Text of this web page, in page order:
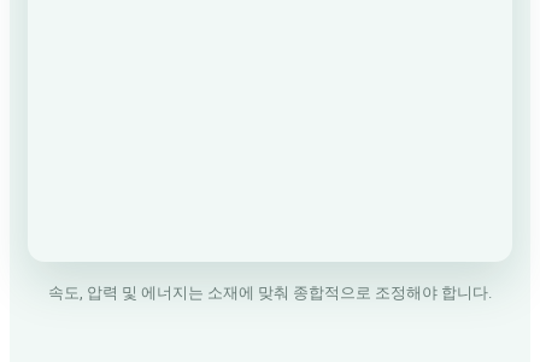
속도, 압력 및 에너지는 소재에 맞춰 종합적으로 조정해야 합니다.